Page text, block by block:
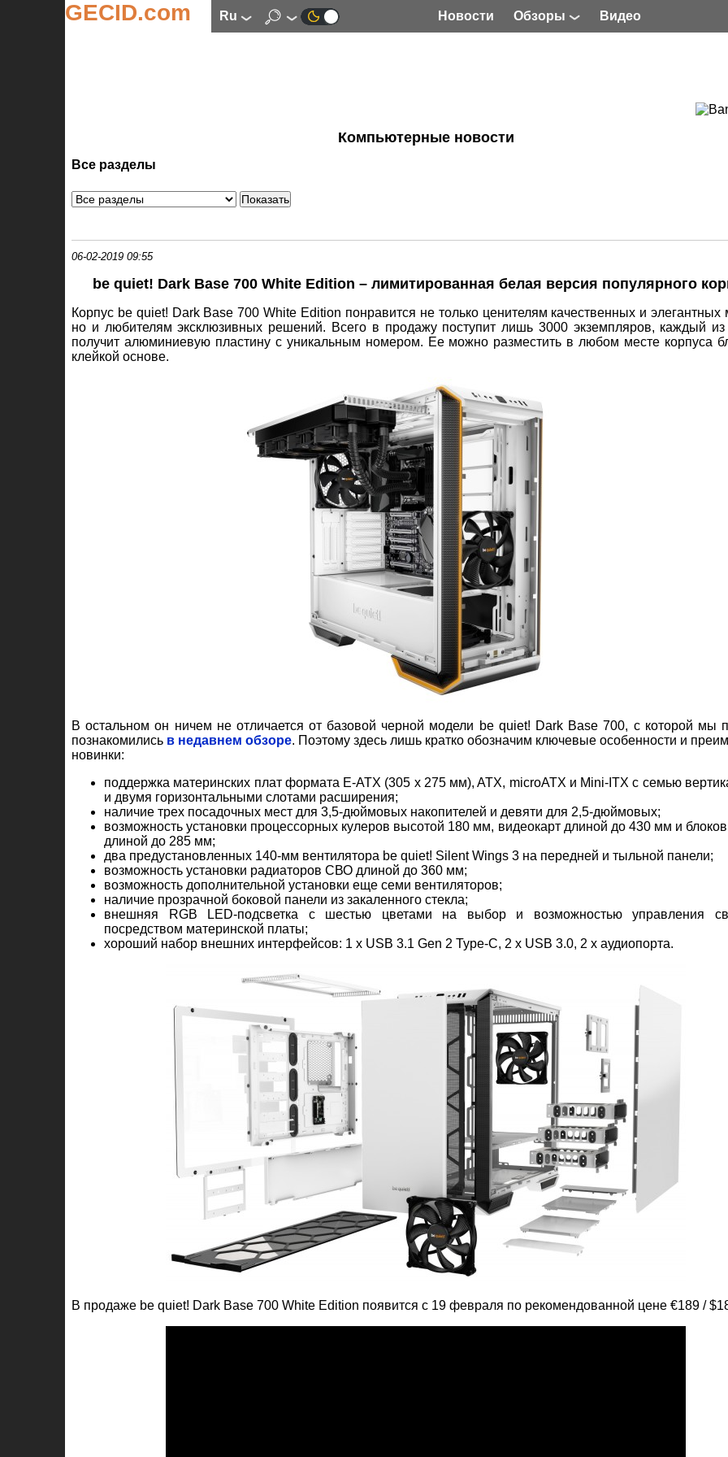
GECID.com ru Новости Обзоры Видео
Компьютерные новости
Все разделы
06-02-2019 09:55
be quiet! Dark Base 700 White Edition – лимитированная белая версия популярного
Корпус be quiet! Dark Base 700 White Edition понравится не только ценителям качественных и элегантных
но и любителям эксклюзивных решений. Всего в продажу поступит лишь 3000 экземпляров, каждый из
получит алюминиевую пластину с уникальным номером. Ее можно разместить в любом месте корпуса
клейкой основе.
В остальном он ничем не отличается от базовой черной модели be quiet! Dark Base 700, с которой мы
познакомились в недавнем обзоре. Поэтому здесь лишь кратко обозначим ключевые особенности и
новинки:
поддержка материнских плат формата E-ATX (305 x 275 мм), ATX, microATX и Mini-ITX с семью
и двумя горизонтальными слотами расширения;
наличие трех посадочных мест для 3,5-дюймовых накопителей и девяти для 2,5-дюймовых;
возможность установки процессорных кулеров высотой 180 мм, видеокарт длиной до 430 мм и
длиной до 285 мм;
два предустановленных 140-мм вентилятора be quiet! Silent Wings 3 на передней и тыльной панели;
возможность установки радиаторов СВО длиной до 360 мм;
возможность дополнительной установки еще семи вентиляторов;
наличие прозрачной боковой панели из закаленного стекла;
внешняя RGB LED-подсветка с шестью цветами на выбор и возможностью управления
посредством материнской платы;
хороший набор внешних интерфейсов: 1 x USB 3.1 Gen 2 Type-C, 2 x USB 3.0, 2 х аудиопорта.
В продаже be quiet! Dark Base 700 White Edition появится с 19 февраля по рекомендованной цене €189 /